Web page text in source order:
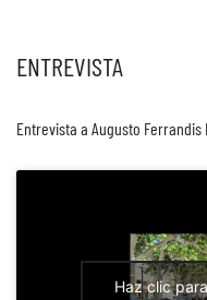
ENTREVISTA
Entrevista a Augusto Ferrandis
Haz clic